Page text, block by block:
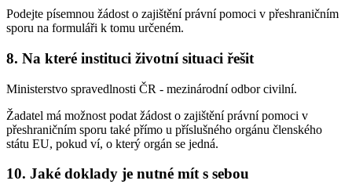
Podejte písemnou žádost o zajištění právní pomoci v přeshraničním
sporu na formuláři k tomu určeném.
8. Na které instituci životní situaci řešit
Ministerstvo spravedlnosti ČR - mezinárodní odbor civilní.
Žadatel má možnost podat žádost o zajištění právní pomoci v
přeshraničním sporu také přímo u příslušného orgánu členského
státu EU, pokud ví, o který orgán se jedná.
10. Jaké doklady je nutné mít s sebou